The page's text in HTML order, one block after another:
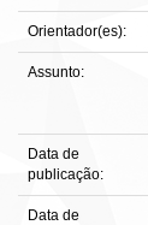
Orientador(es):
Assunto:
Data de
publicação:
Data de